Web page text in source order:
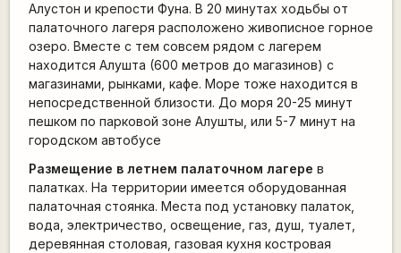
Алустон и крепости Фуна. В 20 минутах ходьбы от
палаточного лагеря расположено живописное горное
озеро. Вместе с тем совсем рядом с лагерем
находится Алушта (600 метров до магазинов) с
магазинами, рынками, кафе. Море тоже находится в
непосредственной близости. До моря 20-25 минут
пешком по парковой зоне Алушты, или 5-7 минут на
городском автобусе
Размещение в летнем палаточном лагере в
палатках. На территории имеется оборудованная
палаточная стоянка. Места под установку палаток,
вода, электричество, освещение, газ, душ, туалет,
деревянная столовая, газовая кухня костровая